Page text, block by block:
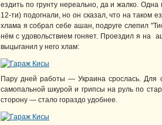
ездить по грунту нереально, да и жалко.
12-ти) подогнали, но он сказал, что на таком
хлама я собрал себе ашан, подруге слепил
нём с удовольствием гоняет. Проездил я на
выцыганил у него хлам:
Пару дней работы — Украина срослась. Для
самопальной шкурой и грипсы на руль по
сторону — стало гораздо удобнее.